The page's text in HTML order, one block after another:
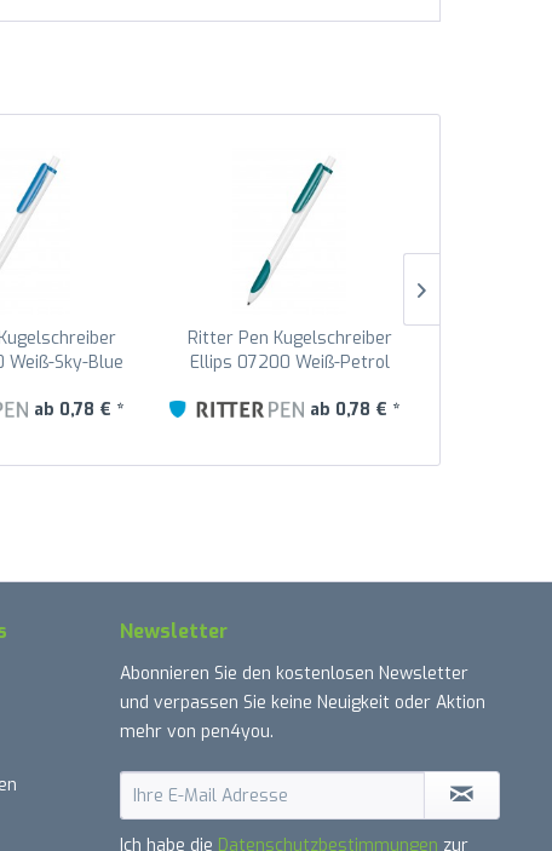
Weiß-Sky-Blue
ab 0,78 € *
Ritter Pen Kugelschreiber
Ellips 07200 Weiß-Petrol
ab 0,78 € *
Newsletter
Abonnieren Sie den kostenlosen Newsletter
und verpassen Sie keine Neuigkeit oder Aktion
mehr von pen4you.
Ich habe die Datenschutzbestimmungen zur